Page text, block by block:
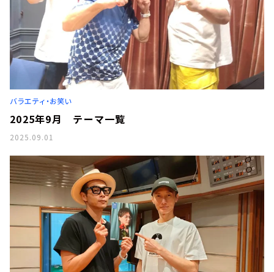
バラエティ・お笑い
2025年9月 テーマ一覧
2025.09.01